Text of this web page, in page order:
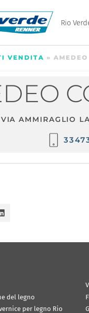
Rio
VENDITA »
VIA AMMIRAGLIO
del legno
per legno Rio